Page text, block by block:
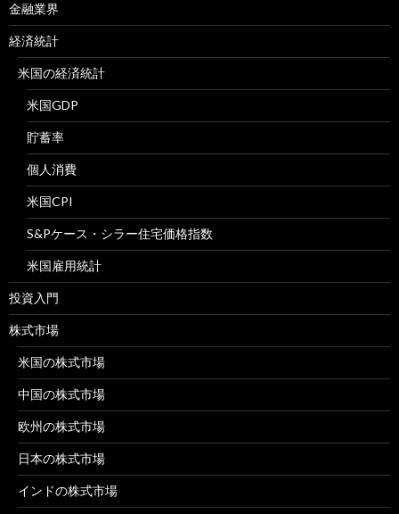
金融業界
経済統計
米国の経済統計
米国GDP
貯蓄率
個人消費
米国CPI
S&Pケース・シラー住宅価格指数
米国雇用統計
投資入門
株式市場
米国の株式市場
中国の株式市場
欧州の株式市場
日本の株式市場
インドの株式市場